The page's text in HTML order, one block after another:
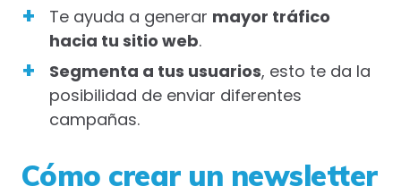
Te ayuda a generar mayor tráfico
hacia tu sitio web.
Segmenta a tus usuarios, esto te da la
posibilidad de enviar diferentes
campañas.
Cómo crear un newsletter